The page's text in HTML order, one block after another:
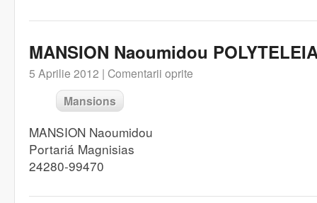
MANSION Naoumidou
5 Aprilie 2012 | Comentarii oprite
Mansions
MANSION Naoumidou
Portariá Magnisias
24280-99470